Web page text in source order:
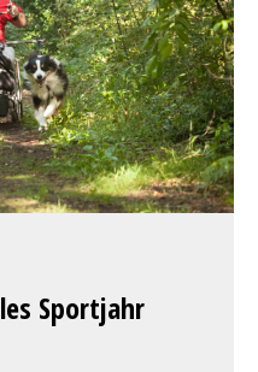
Sportjahr